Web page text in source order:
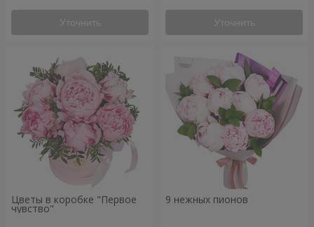
Уточнить Уточнить
Цветы в коробке "Первое
чувство"
9 нежных пионов